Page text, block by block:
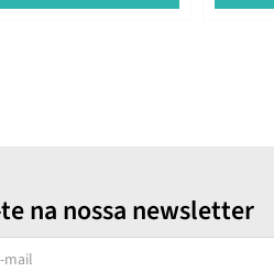
na nossa newsletter